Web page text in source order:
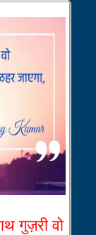
गुज़री वो